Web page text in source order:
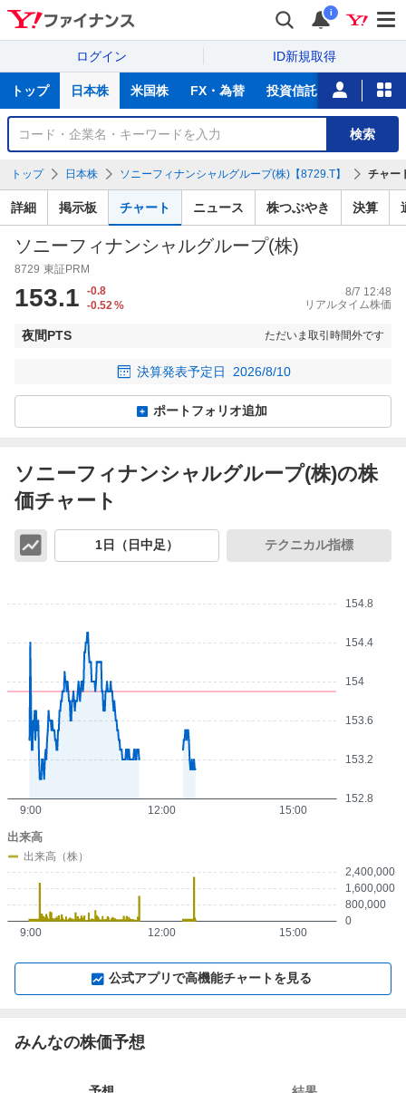
i
ログイン ID新規取得
サ
トップ 日本株 米国株 FX・為替 投資信託 ニュース
銘
検
索
検索
トップ 日本株 ソニーフィナンシャルグループ(株)【8729.T】 チャー
詳細 掲示板 チャート ニュース 株つぶやき 決算
ソニーフィナンシャルグループ(株)
8729 東証PRM
153.1
-0.8
-0.52 %
8/7 12:48
リアルタイム株価
夜間PTS ただいま取引時間外です
決算発表予定日 2026/8/10
ポートフォリオ追加
ソニーフィナンシャルグループ(株)の株
価チャート
1日（日中足） テクニカル指標
152.8
153.2
153.6
154
154.4
154.8
9:00 12:00 15:00
0
800,000
1,600,000
2,400,000
9:00 12:00 15:00
出来高
出来高（株）
公式アプリで高機能チャートを見る
みんなの株価予想